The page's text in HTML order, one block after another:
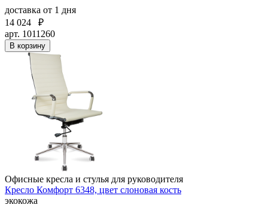
доставка от 1 дня
14 024
₽
арт. 1011260
В корзину
Офисные кресла и стулья для руководителя
Кресло Комфорт 6348, цвет слоновая кость
экокожа